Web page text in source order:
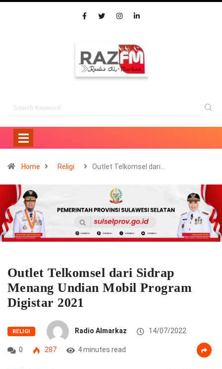
Home Religi Outlet Telkomsel dari…
Outlet Telkomsel dari Sidrap
Menang Undian Mobil Program
Digistar 2021
RELIGI Radio Almarkaz 14/07/2022
0 287 4 minutes read